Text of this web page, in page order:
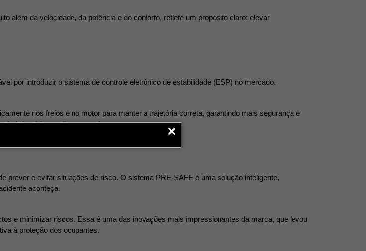
além da velocidade, da potência e do conforto, reflete um propósito claro: elevar
por introduzir o sistema de controle eletrônico de estabilidade (ESP) no mercado.
nos freios e no motor para manter a trajetória correta, garantindo mais segurança e
é obrigatória em diversos países.
prever e evitar situações de risco. O sistema PRE-SAFE é uma solução inteligente,
aconteça.
e minimizar riscos. Essa é uma das inovações mais impressionantes da marca, que levou
à proteção dos ocupantes.